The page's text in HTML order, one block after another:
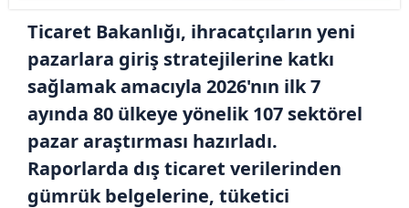
Ticaret Bakanlığı, ihracatçıların yeni
pazarlara giriş stratejilerine katkı
sağlamak amacıyla 2026'nın ilk 7
ayında 80 ülkeye yönelik 107 sektörel
pazar araştırması hazırladı.
Raporlarda dış ticaret verilerinden
gümrük belgelerine, tüketici